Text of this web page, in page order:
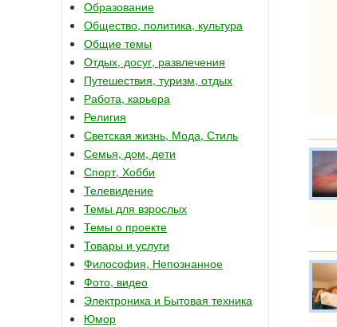
Образование
Общество, политика, культура
Общие темы
Отдых, досуг, развлечения
Путешествия, туризм, отдых
Работа, карьера
Религия
Светская жизнь, Мода, Стиль
Семья, дом, дети
Спорт, Хобби
Телевидение
Темы для взрослых
Темы о проекте
Товары и услуги
Философия, Непознанное
Фото, видео
Электроника и Бытовая техника
Юмор